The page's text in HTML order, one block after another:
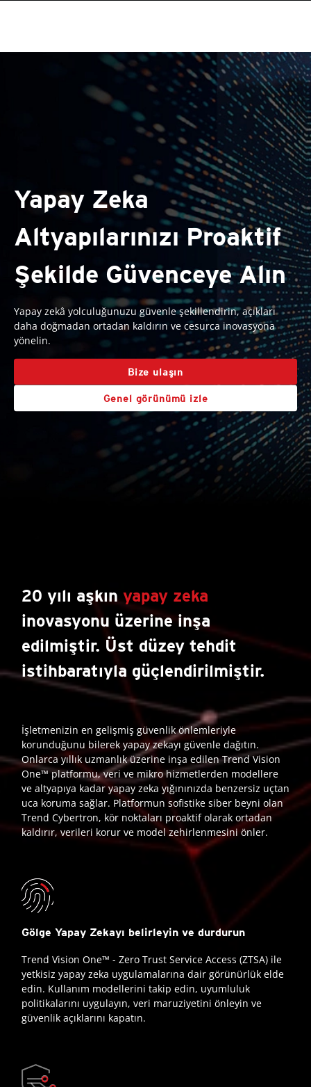
Yapay Zeka
Altyapılarınızı Proaktif
Şekilde Güvenceye Alın
Yapay zekâ yolculuğunuzu güvenle şekillendirin, açıkları
daha doğmadan ortadan kaldırın ve cesurca inovasyona
yönelin.
Bize ulaşın
Genel görünümü izle
20 yılı aşkın yapay zeka
inovasyonu üzerine inşa
edilmiştir. Üst düzey tehdit
istihbaratıyla güçlendirilmiştir.
İşletmenizin en gelişmiş güvenlik önlemleriyle
korunduğunu bilerek yapay zekayı güvenle dağıtın.
Onlarca yıllık uzmanlık üzerine inşa edilen Trend Vision
One™ platformu, veri ve mikro hizmetlerden modellere
ve altyapıya kadar yapay zeka yığınınızda benzersiz uçtan
uca koruma sağlar. Platformun sofistike siber beyni olan
Trend Cybertron, kör noktaları proaktif olarak ortadan
kaldırır, verileri korur ve model zehirlenmesini önler.
Gölge Yapay Zekayı belirleyin ve durdurun
Trend Vision One™ - Zero Trust Service Access (ZTSA) ile
yetkisiz yapay zeka uygulamalarına dair görünürlük elde
edin. Kullanım modellerini takip edin, uyumluluk
politikalarını uygulayın, veri maruziyetini önleyin ve
güvenlik açıklarını kapatın.